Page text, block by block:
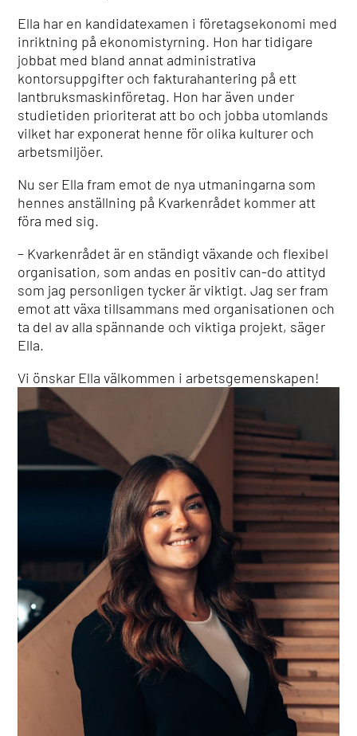
Ella har en kandidatexamen i företagsekonomi med
inriktning på ekonomistyrning. Hon har tidigare
jobbat med bland annat administrativa
kontorsuppgifter och fakturahantering på ett
lantbruksmaskinföretag. Hon har även under
studietiden prioriterat att bo och jobba utomlands
vilket har exponerat henne för olika kulturer och
arbetsmiljöer.
Nu ser Ella fram emot de nya utmaningarna som
hennes anställning på Kvarkenrådet kommer att
föra med sig.
– Kvarkenrådet är en ständigt växande och flexibel
organisation, som andas en positiv can-do attityd
som jag personligen tycker är viktigt. Jag ser fram
emot att växa tillsammans med organisationen och
ta del av alla spännande och viktiga projekt, säger
Ella.
Vi önskar Ella välkommen i arbetsgemenskapen!